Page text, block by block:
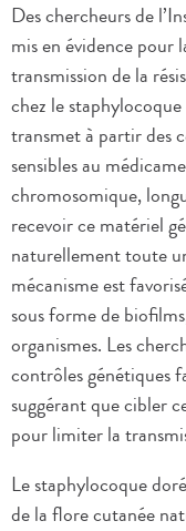
Des chercheurs de
mis en évidence pour
transmission de la
chez le
transmet à partir des
sensibles au
chromosomique,
recevoir ce matériel
naturellement toute
mécanisme est
sous forme de
organismes. Les
contrôles génétiques
suggérant que cibler
pour limiter la
Le staphylocoque
de la flore cutanée